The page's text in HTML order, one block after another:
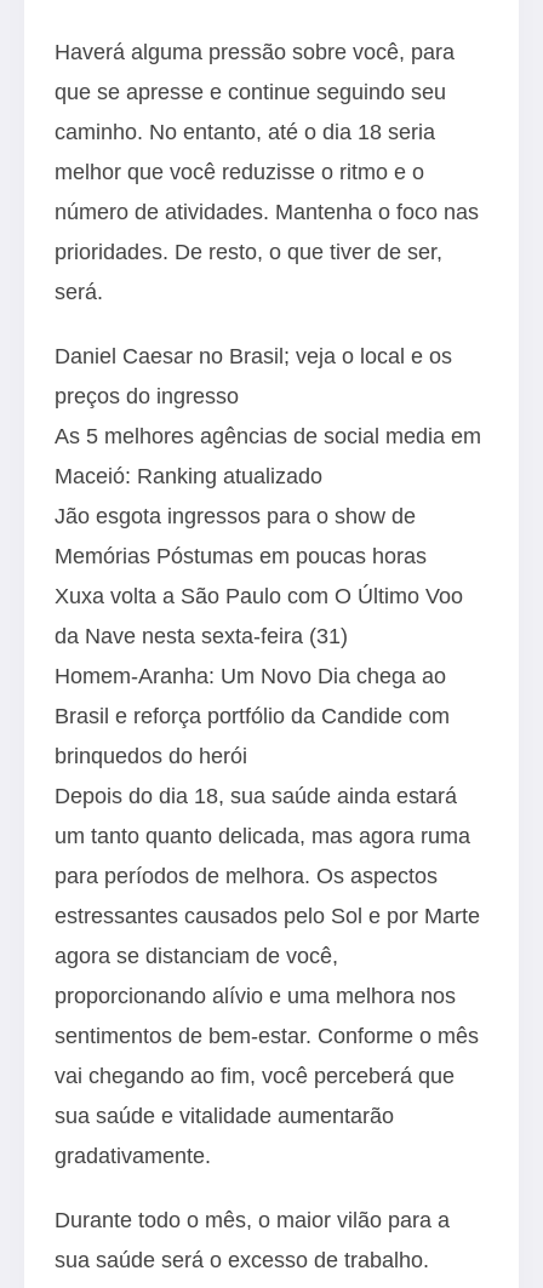
Haverá alguma pressão sobre você, para
que se apresse e continue seguindo seu
caminho. No entanto, até o dia 18 seria
melhor que você reduzisse o ritmo e o
número de atividades. Mantenha o foco nas
prioridades. De resto, o que tiver de ser,
será.
Daniel Caesar no Brasil; veja o local e os
preços do ingresso
As 5 melhores agências de social media em
Maceió: Ranking atualizado
Jão esgota ingressos para o show de
Memórias Póstumas em poucas horas
Xuxa volta a São Paulo com O Último Voo
da Nave nesta sexta-feira (31)
Homem-Aranha: Um Novo Dia chega ao
Brasil e reforça portfólio da Candide com
brinquedos do herói
Depois do dia 18, sua saúde ainda estará
um tanto quanto delicada, mas agora ruma
para períodos de melhora. Os aspectos
estressantes causados pelo Sol e por Marte
agora se distanciam de você,
proporcionando alívio e uma melhora nos
sentimentos de bem-estar. Conforme o mês
vai chegando ao fim, você perceberá que
sua saúde e vitalidade aumentarão
gradativamente.
Durante todo o mês, o maior vilão para a
sua saúde será o excesso de trabalho.